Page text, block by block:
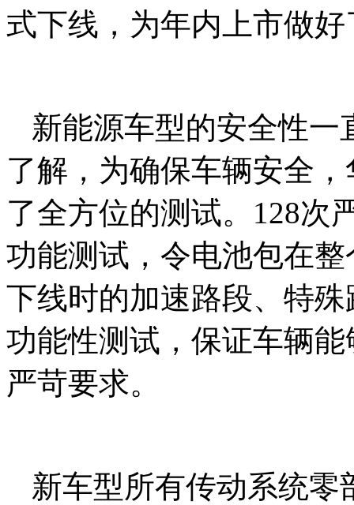
式下线，为年内上市做
新能源车型的安全性
了解，为确保车辆安全
了全方位的测试。128次
功能测试，令电池包在
下线时的加速路段、特
功能性测试，保证车辆
严苛要求。
新车型所有传动系统